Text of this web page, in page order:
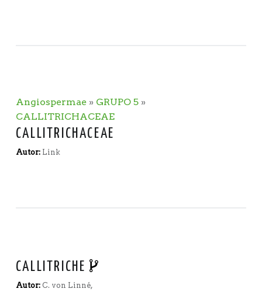
Angiospermae» GRUPO 5»
CALLITRICHACEAE
CALLITRICHACEAE
Autor: Link
CALLITRICHE
Autor: C. von Linné,